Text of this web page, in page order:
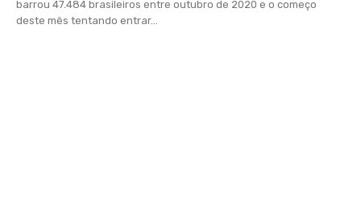
barrou 47.484 brasileiros entre outubro de 2020 e o começo
deste mês tentando entrar...